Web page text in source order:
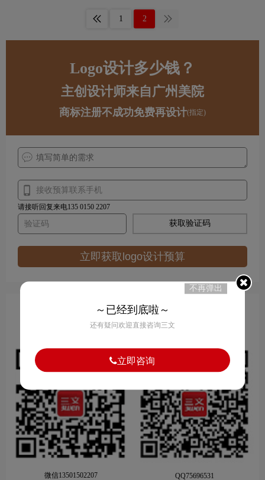
1 2
Logo设计多少钱？
主创设计师来自广州美院
商标注册不成功免费再设计(指定)
请接听回复来电135 0150 2207
获取验证码
立即获取logo设计预算
扫我马上1对1沟通
量身打造专属品牌包装设计
微信13501502207 QQ75696531
不再弹出
～已经到底啦～
还有疑问欢迎直接咨询三文
立即咨询